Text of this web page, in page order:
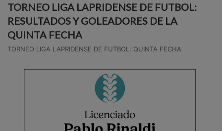
TORNEO LIGA LAPRIDENSE DE FUTBOL:
RESULTADOS Y GOLEADORES DE LA
QUINTA FECHA
TORNEO LIGA LAPRIDENSE DE FUTBOL: QUINTA FECHA